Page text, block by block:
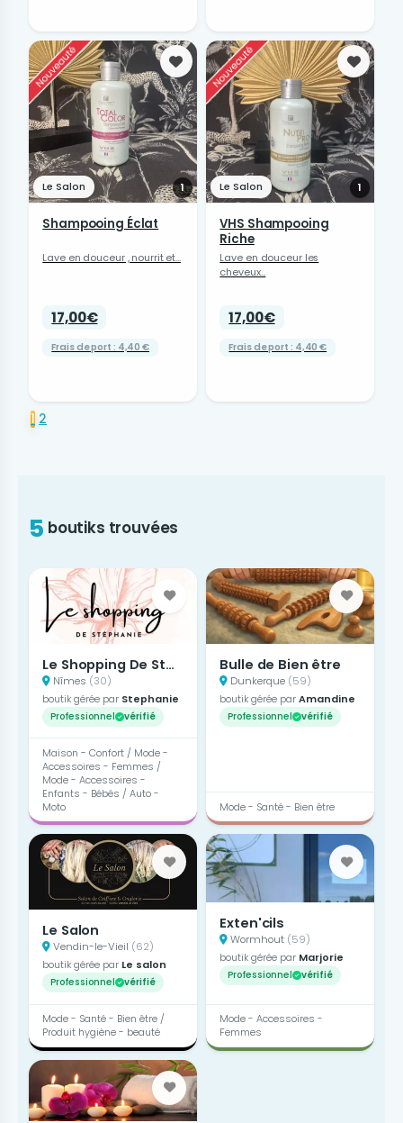
Favoris
1
Le Salon
Shampooing Éclat
Lave en douceur , nourrit et...
17,00€
Frais de port : 4,40 €
1
Le Salon
VHS Shampooing
Riche
Lave en douceur les
cheveux...
17,00€
Frais de port : 4,40 €
1 2
5 boutiks trouvées
Le Shopping De Stephanie
Nîmes (30)
boutik gérée par Stephanie
Professionnel
vérifié
Maison - Confort / Mode -
Accessoires - Femmes /
Mode - Accessoires -
Enfants - Bébés / Auto -
Moto
Bulle de Bien être
Dunkerque (59)
boutik gérée parAmandine
Professionnel
vérifié
Mode - Santé - Bien être
Le Salon
Vendin-le-Vieil (62)
boutik gérée par Le salon
Professionnel
vérifié
Mode - Santé - Bien être /
Produit hygiène - beauté
Exten'cils
Wormhout (59)
boutik gérée par Marjorie
Professionnel
vérifié
Mode - Accessoires -
Femmes